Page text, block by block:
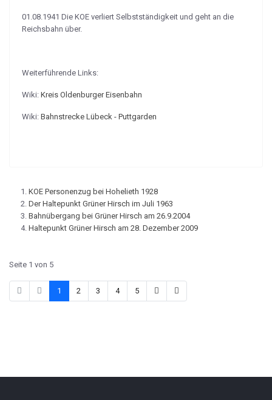
01.08.1941 Die KOE verliert Selbstständigkeit und geht an die
Reichsbahn über.
Weiterführende Links:
Wiki: Kreis Oldenburger Eisenbahn
Wiki: Bahnstrecke Lübeck - Puttgarden
KOE Personenzug bei Hohelieth 1928
Der Haltepunkt Grüner Hirsch im Juli 1963
Bahnübergang bei Grüner Hirsch am 26.9.2004
Haltepunkt Grüner Hirsch am 28. Dezember 2009
Seite 1 von 5
1 2 3 4 5